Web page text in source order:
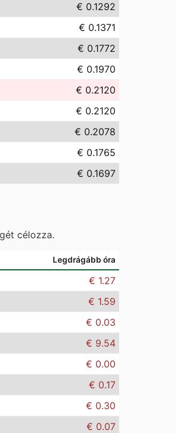
€ 0.1292
€ 0.1371
€ 0.1772
€ 0.1970
€ 0.2120
€ 0.2120
€ 0.2078
€ 0.1765
€ 0.1697
célozza.
Legdrágább óra
€ 1.27
€ 1.59
€ 0.03
€ 9.54
€ 0.00
€ 0.17
€ 0.30
€ 0.07